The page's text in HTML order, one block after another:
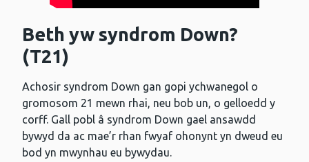
Beth yw syndrom Down?
(T21)
Achosir syndrom Down gan gopi ychwanegol o
gromosom 21 mewn rhai, neu bob un, o gelloedd y
corff. Gall pobl â syndrom Down gael ansawdd
bywyd da ac mae’r rhan fwyaf ohonynt yn dweud eu
bod yn mwynhau eu bywydau.